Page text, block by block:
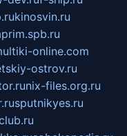
kinosvin.ru
online.com
ostrov.ru
nix-files.org.ru
sputnikyes.ru